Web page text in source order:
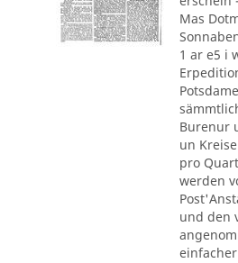
Mas
1 ar e5 i
Burenur
un
pro
werden
und den
einfacher